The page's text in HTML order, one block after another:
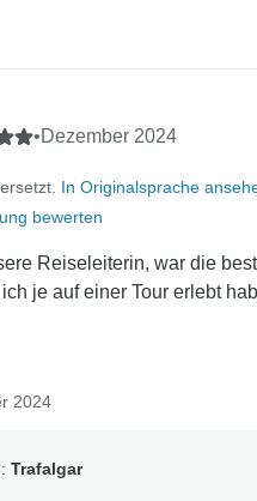
dass unsere Abteilung für
mit Ihnen Kontakt
die Angelegenheit zu Ihrer
•Dezember 2024
In Originalsprache
bewerten
Reiseleiterin, war die
je auf einer Tour erlebt
2024
Trafalgar